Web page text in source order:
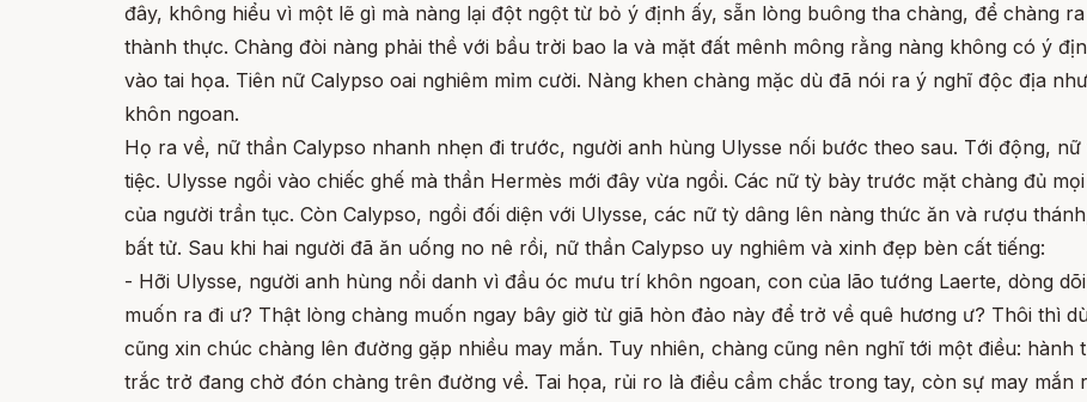
đây, không hiểu vì một lẽ gì mà nàng lại đột ngột từ bỏ ý định ấy, sẵn lòng buông tha chàng, để chàng
thành thực. Chàng đòi nàng phải thề với bầu trời bao la và mặt đất mênh mông rằng nàng không có ý
vào tai họa. Tiên nữ Calypso oai nghiêm mỉm cười. Nàng khen chàng mặc dù đã nói ra ý nghĩ độc địa
khôn ngoan.
Họ ra về, nữ thần Calypso nhanh nhẹn đi trước, người anh hùng Ulysse nối bước theo sau. Tới động,
tiệc. Ulysse ngồi vào chiếc ghế mà thần Hermès mới đây vừa ngồi. Các nữ tỳ bày trước mặt chàng đủ
của người trần tục. Còn Calypso, ngồi đối diện với Ulysse, các nữ tỳ dâng lên nàng thức ăn và rượu
bất tử. Sau khi hai người đã ăn uống no nê rồi, nữ thần Calypso uy nghiêm và xinh đẹp bèn cất tiếng:
- Hỡi Ulysse, người anh hùng nổi danh vì đầu óc mưu trí khôn ngoan, con của lão tướng Laerte, dòng
muốn ra đi ư? Thật lòng chàng muốn ngay bây giờ từ giã hòn đảo này để trở về quê hương ư? Thôi thì
cũng xin chúc chàng lên đường gặp nhiều may mắn. Tuy nhiên, chàng cũng nên nghĩ tới một điều:
trắc trở đang chờ đón chàng trên đường về. Tai họa, rủi ro là điều cầm chắc trong tay, còn sự may mắn